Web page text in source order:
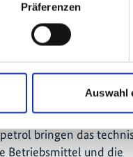
Präferenzen
Auswahl
große, staatliche
denn etablierte
bringen das
Betriebsmittel und die